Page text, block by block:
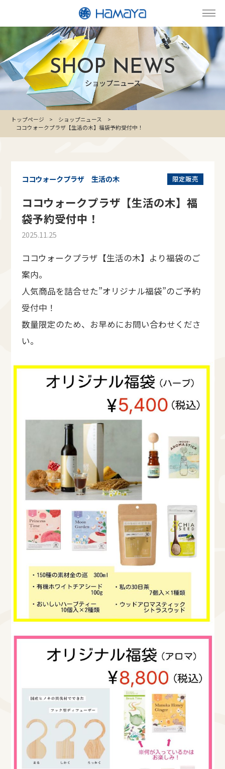
SHOP NEWS
ショップニュース
トップページ
ショップニュース
ココウォークプラザ【生活の木】福袋予約受付中！
限定販売
ココウォークプラザ 生活の木
ココウォークプラザ【生活の木】福
袋予約受付中！
2025.11.25
ココウォークプラザ【生活の木】より福袋のご
案内。
人気商品を詰合せた”オリジナル福袋”のご予約
受付中！
数量限定のため、お早めにお問い合わせくださ
い。